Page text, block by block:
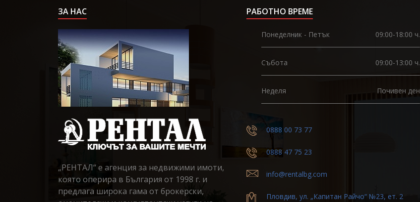
ЗА НАС
„РЕНТАЛ“ е агенция за недвижими имоти,
която оперира в България от 1998 г. и
предлага широка гама от брокерски,
РАБОТНО ВРЕМЕ
Понеделник - Петък 09:00-18:00 ч.
Събота 09:00-13:00 ч.
Неделя Почивен ден
0888 00 73 77
0888 47 75 23
info@rentalbg.com
Пловдив, ул. „Капитан Райчо“ №23, ет. 2